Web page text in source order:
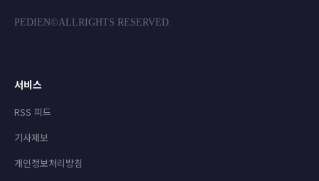
PEDIEN©ALLRIGHTS RESERVED.
서비스
RSS 피드
기사제보
개인정보처리방침